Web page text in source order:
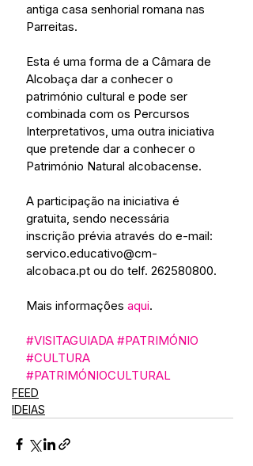
antiga casa senhorial romana nas
Parreitas.
Esta é uma forma de a Câmara de
Alcobaça dar a conhecer o
património cultural e pode ser
combinada com os Percursos
Interpretativos, uma outra iniciativa
que pretende dar a conhecer o
Património Natural alcobacense.
A participação na iniciativa é
gratuita, sendo necessária
inscrição prévia através do e-mail:
servico.educativo@cm-
alcobaca.pt ou do telf. 262580800.
Mais informações aqui.
#VISITAGUIADA #PATRIMÓNIO
#CULTURA
#PATRIMÓNIOCULTURAL
FEED
IDEIAS